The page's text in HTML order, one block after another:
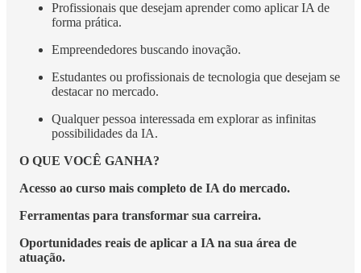
Profissionais que desejam aprender como aplicar IA de
forma prática.
Empreendedores buscando inovação.
Estudantes ou profissionais de tecnologia que desejam se
destacar no mercado.
Qualquer pessoa interessada em explorar as infinitas
possibilidades da IA.
O QUE VOCÊ GANHA?
Acesso ao curso mais completo de IA do mercado.
Ferramentas para transformar sua carreira.
Oportunidades reais de aplicar a IA na sua área de
atuação.